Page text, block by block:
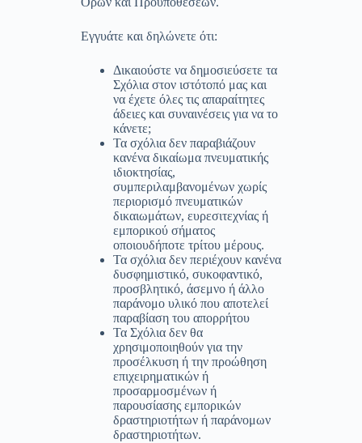
Εγγυάτε και δηλώνετε ότι:
Δικαιούστε να δημοσιεύσετε τα
Σχόλια στον ιστότοπό μας και
να έχετε όλες τις απαραίτητες
άδειες και συναινέσεις για να το
κάνετε;
Τα σχόλια δεν παραβιάζουν
κανένα δικαίωμα πνευματικής
ιδιοκτησίας,
συμπεριλαμβανομένων χωρίς
περιορισμό πνευματικών
δικαιωμάτων, ευρεσιτεχνίας ή
εμπορικού σήματος
οποιουδήποτε τρίτου μέρους.
Τα σχόλια δεν περιέχουν κανένα
δυσφημιστικό, συκοφαντικό,
προσβλητικό, άσεμνο ή άλλο
παράνομο υλικό που αποτελεί
παραβίαση του απορρήτου
Τα Σχόλια δεν θα
χρησιμοποιηθούν για την
προσέλκυση ή την προώθηση
επιχειρηματικών ή
προσαρμοσμένων ή
παρουσίασης εμπορικών
δραστηριοτήτων ή παράνομων
δραστηριοτήτων.